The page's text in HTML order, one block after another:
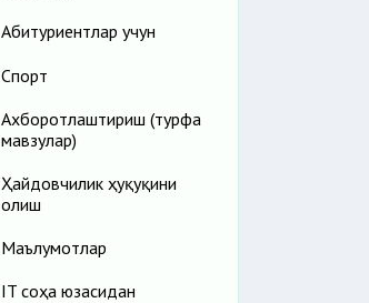
Абитуриентлар учун
Спорт
Ахборотлаштириш (турфа
мавзулар)
Ҳайдовчилик ҳуқуқини
олиш
Маълумотлар
IT соҳа юзасидан